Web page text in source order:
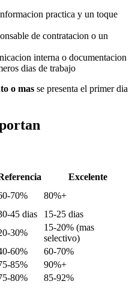
practica y un toque
de contratacion o un
interna o documentacion
dias de trabajo
o mas se presenta el primer dia
Excelente
70%
80%+
45 dias
15-25 dias
30%
15-20% (mas
selectivo)
60%
60-70%
85%
90%+
80% 85-92%